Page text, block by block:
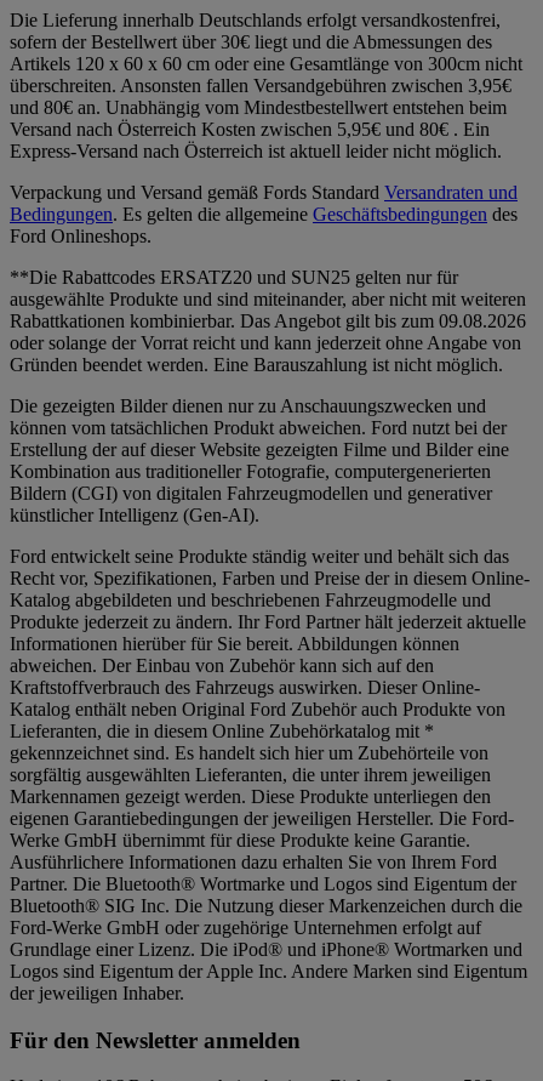
Die Lieferung innerhalb Deutschlands erfolgt versandkostenfrei,
sofern der Bestellwert über 30€ liegt und die Abmessungen des
Artikels 120 x 60 x 60 cm oder eine Gesamtlänge von 300cm nicht
überschreiten. Ansonsten fallen Versandgebühren zwischen 3,95€
und 80€ an. Unabhängig vom Mindestbestellwert entstehen beim
Versand nach Österreich Kosten zwischen 5,95€ und 80€ . Ein
Express-Versand nach Österreich ist aktuell leider nicht möglich.
Verpackung und Versand gemäß Fords Standard Versandraten und
Bedingungen. Es gelten die allgemeine Geschäftsbedingungen des
Ford Onlineshops.
**Die Rabattcodes ERSATZ20 und SUN25 gelten nur für
ausgewählte Produkte und sind miteinander, aber nicht mit weiteren
Rabattkationen kombinierbar. Das Angebot gilt bis zum 09.08.2026
oder solange der Vorrat reicht und kann jederzeit ohne Angabe von
Gründen beendet werden. Eine Barauszahlung ist nicht möglich.
Die gezeigten Bilder dienen nur zu Anschauungszwecken und
können vom tatsächlichen Produkt abweichen. Ford nutzt bei der
Erstellung der auf dieser Website gezeigten Filme und Bilder eine
Kombination aus traditioneller Fotografie, computergenerierten
Bildern (CGI) von digitalen Fahrzeugmodellen und generativer
künstlicher Intelligenz (Gen-AI).
Ford entwickelt seine Produkte ständig weiter und behält sich das
Recht vor, Spezifikationen, Farben und Preise der in diesem Online-
Katalog abgebildeten und beschriebenen Fahrzeugmodelle und
Produkte jederzeit zu ändern. Ihr Ford Partner hält jederzeit aktuelle
Informationen hierüber für Sie bereit. Abbildungen können
abweichen. Der Einbau von Zubehör kann sich auf den
Kraftstoffverbrauch des Fahrzeugs auswirken. Dieser Online-
Katalog enthält neben Original Ford Zubehör auch Produkte von
Lieferanten, die in diesem Online Zubehörkatalog mit *
gekennzeichnet sind. Es handelt sich hier um Zubehörteile von
sorgfältig ausgewählten Lieferanten, die unter ihrem jeweiligen
Markennamen gezeigt werden. Diese Produkte unterliegen den
eigenen Garantiebedingungen der jeweiligen Hersteller. Die Ford-
Werke GmbH übernimmt für diese Produkte keine Garantie.
Ausführlichere Informationen dazu erhalten Sie von Ihrem Ford
Partner. Die Bluetooth® Wortmarke und Logos sind Eigentum der
Bluetooth® SIG Inc. Die Nutzung dieser Markenzeichen durch die
Ford-Werke GmbH oder zugehörige Unternehmen erfolgt auf
Grundlage einer Lizenz. Die iPod® und iPhone® Wortmarken und
Logos sind Eigentum der Apple Inc. Andere Marken sind Eigentum
der jeweiligen Inhaber.
Für den Newsletter anmelden